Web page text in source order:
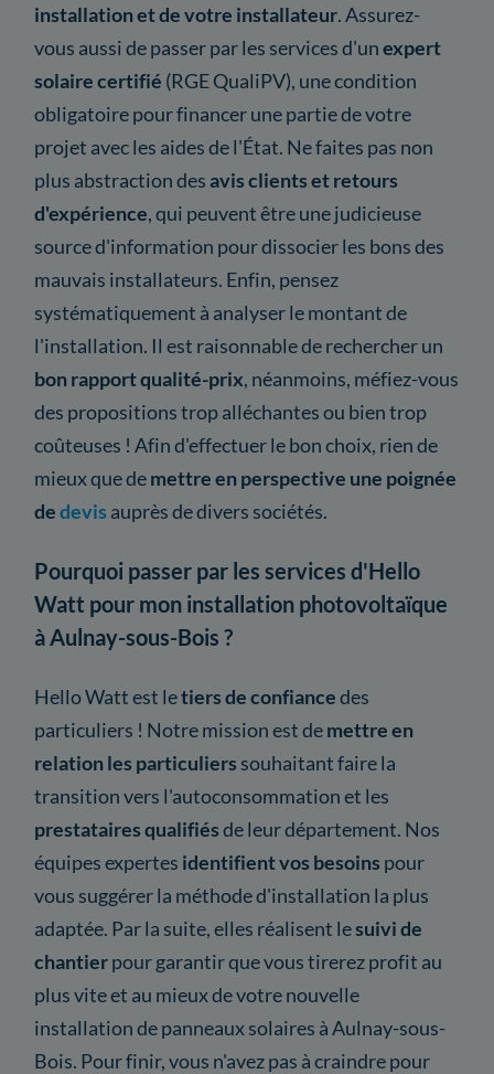
installation et de votre installateur. Assurez-
vous aussi de passer par les services d'unexpert
solaire certifié (RGE QualiPV), une condition
obligatoire pour financer une partie de votre
projet avec les aides de l'État. Ne faites pas non
plus abstraction desavis clients et retours
d'expérience, qui peuvent être une judicieuse
source d'information pour dissocier les bons des
mauvais installateurs. Enfin, pensez
systématiquement à analyser le montant de
l'installation. Il est raisonnable de rechercher un
bon rapport qualité-prix, néanmoins, méfiez-vous
des propositions trop alléchantes ou bien trop
coûteuses ! Afin d'effectuer le bon choix, rien de
mieux que demettre en perspective une poignée
dedevis auprès de divers sociétés.
Pourquoi passer par les services d'Hello
Watt pour mon installation photovoltaïque
à Aulnay-sous-Bois ?
Hello Watt est letiers de confiancedes
particuliers ! Notre mission est demettre en
relation les particuliers souhaitant faire la
transition vers l'autoconsommation et les
prestataires qualifiésde leur département. Nos
équipes expertes identifient vos besoins pour
vous suggérer la méthode d'installation la plus
adaptée. Par la suite, elles réalisent lesuivi de
chantierpour garantir que vous tirerez profit au
plus vite et au mieux de votre nouvelle
installation de panneaux solaires à Aulnay-sous-
Bois. Pour finir, vous n'avez pas à craindre pour